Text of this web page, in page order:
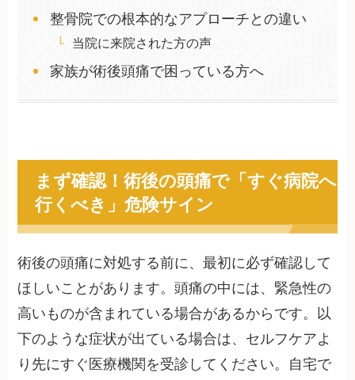
整骨院での根本的なアプローチとの違い
当院に来院された方の声
家族が術後頭痛で困っている方へ
まず確認！術後の頭痛で「すぐ病院へ
行くべき」危険サイン
術後の頭痛に対処する前に、最初に必ず確認して
ほしいことがあります。頭痛の中には、緊急性の
高いものが含まれている場合があるからです。以
下のような症状が出ている場合は、セルフケアよ
り先にすぐ医療機関を受診してください。自宅で